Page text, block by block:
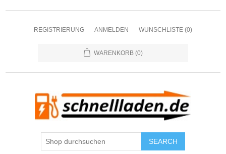
REGISTRIERUNG ANMELDEN WUNSCHLISTE (0)
WARENKORB (0)
SEARCH